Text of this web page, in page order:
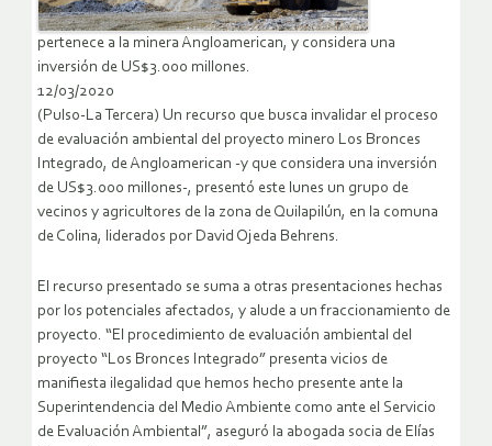
pertenece a la minera Angloamerican, y considera una
inversión de US$3.000 millones.
12/03/2020
(Pulso-La Tercera) Un recurso que busca invalidar el proceso
de evaluación ambiental del proyecto minero Los Bronces
Integrado, de Angloamerican -y que considera una inversión
de US$3.000 millones-, presentó este lunes un grupo de
vecinos y agricultores de la zona de Quilapilún, en la comuna
de Colina, liderados por David Ojeda Behrens.
El recurso presentado se suma a otras presentaciones hechas
por los potenciales afectados, y alude a un fraccionamiento de
proyecto. “El procedimiento de evaluación ambiental del
proyecto “Los Bronces Integrado” presenta vicios de
manifiesta ilegalidad que hemos hecho presente ante la
Superintendencia del Medio Ambiente como ante el Servicio
de Evaluación Ambiental”, aseguró la abogada socia de Elías